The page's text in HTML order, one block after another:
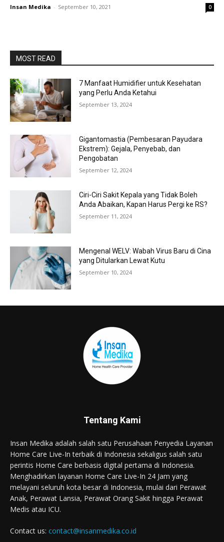
Insan Medika - September 10, 2021 0
MOST READ
7 Manfaat Humidifier untuk Kesehatan
yang Perlu Anda Ketahui
September 13, 2024
Gigantomastia (Pembesaran Payudara
Ekstrem): Gejala, Penyebab, dan
Pengobatan
September 12, 2024
Ciri-Ciri Sakit Kepala yang Tidak Boleh
Anda Abaikan, Kapan Harus Pergi ke RS?
September 11, 2024
Mengenal WELV: Wabah Virus Baru di Cina
yang Ditularkan Lewat Kutu
September 10, 2024
Tentang Kami
Insan Medika adalah salah satu Perusahaan Penyedia Layanan
Home Care Live-In terbaik di Indonesia sekaligus salah satu
perintis Home Care berbasis digital pertama di Indonesia.
Menghadirkan layanan Home Care Live-In 24 Jam yang
melayani seluruh kota besar di Indonesia, mulai dari Perawat
Anak, Perawat Lansia, Perawat Orang Sakit hingga Perawat
Medis atau ICU.
Contact us: contact@insanmedika.co.id